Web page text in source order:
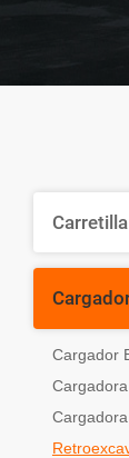
Cargador